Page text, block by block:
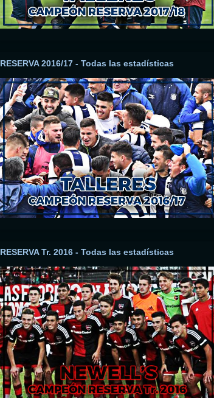
RESERVA 2016/17 - Todas las estadísticas
RESERVA Tr. 2016 - Todas las estadísticas